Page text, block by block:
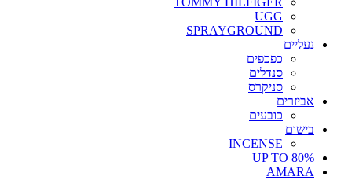
UGG
SPRAYGROUND
נעליים
כפכפים
סנדלים
סניקרס
אביזרים
כובעים
בישום
INCENSE
UP TO 80%
AMARA